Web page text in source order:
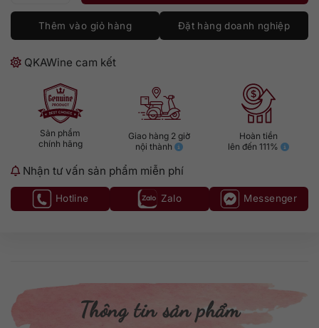
Thêm vào giỏ hàng Đặt hàng doanh nghiệp
QKAWine cam kết
Sản phẩm
chính hãng
Giao hàng 2 giờ
nội thành
Hoàn tiền
lên đến 111%
Nhận tư vấn sản phẩm miễn phí
Hotline Zalo Messenger
Thông tin sản phẩm